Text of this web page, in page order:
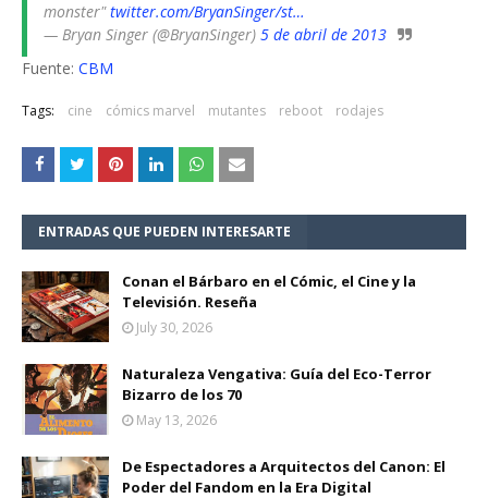
monster"twitter.com/BryanSinger/st…
— Bryan Singer (@BryanSinger) 5 de abril de 2013
Fuente: CBM
Tags: cine cómics marvel mutantes reboot rodajes
ENTRADAS QUE PUEDEN INTERESARTE
Conan el Bárbaro en el Cómic, el Cine y la
Televisión. Reseña
July 30, 2026
Naturaleza Vengativa: Guía del Eco-Terror
Bizarro de los 70
May 13, 2026
De Espectadores a Arquitectos del Canon: El
Poder del Fandom en la Era Digital